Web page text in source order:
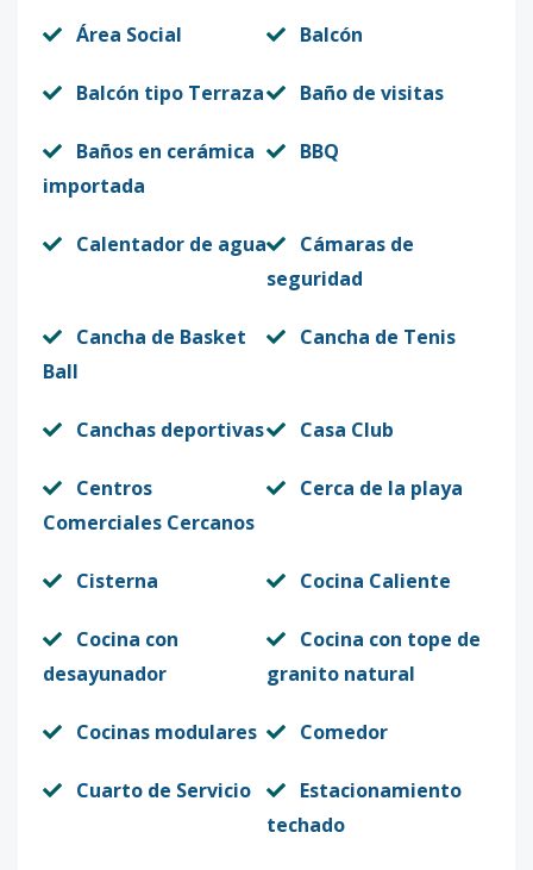
Área Social Balcón
Balcón tipo Terraza Baño de visitas
Baños en cerámica
importada
BBQ
Calentador de agua
Cámaras de
seguridad
Cancha de Basket
Ball
Cancha de Tenis
Canchas deportivas Casa Club
Centros
Comerciales Cercanos
Cerca de la playa
Cisterna Cocina Caliente
Cocina con
desayunador
Cocina con tope de
granito natural
Cocinas modulares Comedor
Cuarto de Servicio
Estacionamiento
techado